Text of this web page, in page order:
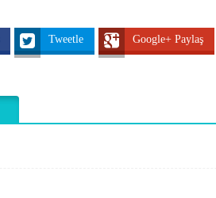
Tweetle Google+ Paylaş